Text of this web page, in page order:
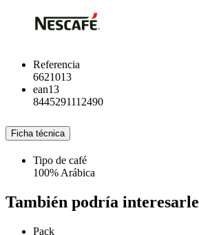
Referencia
6621013
ean13
8445291112490
Ficha técnica
Tipo de café
100% Arábica
También podría interesarle
Pack